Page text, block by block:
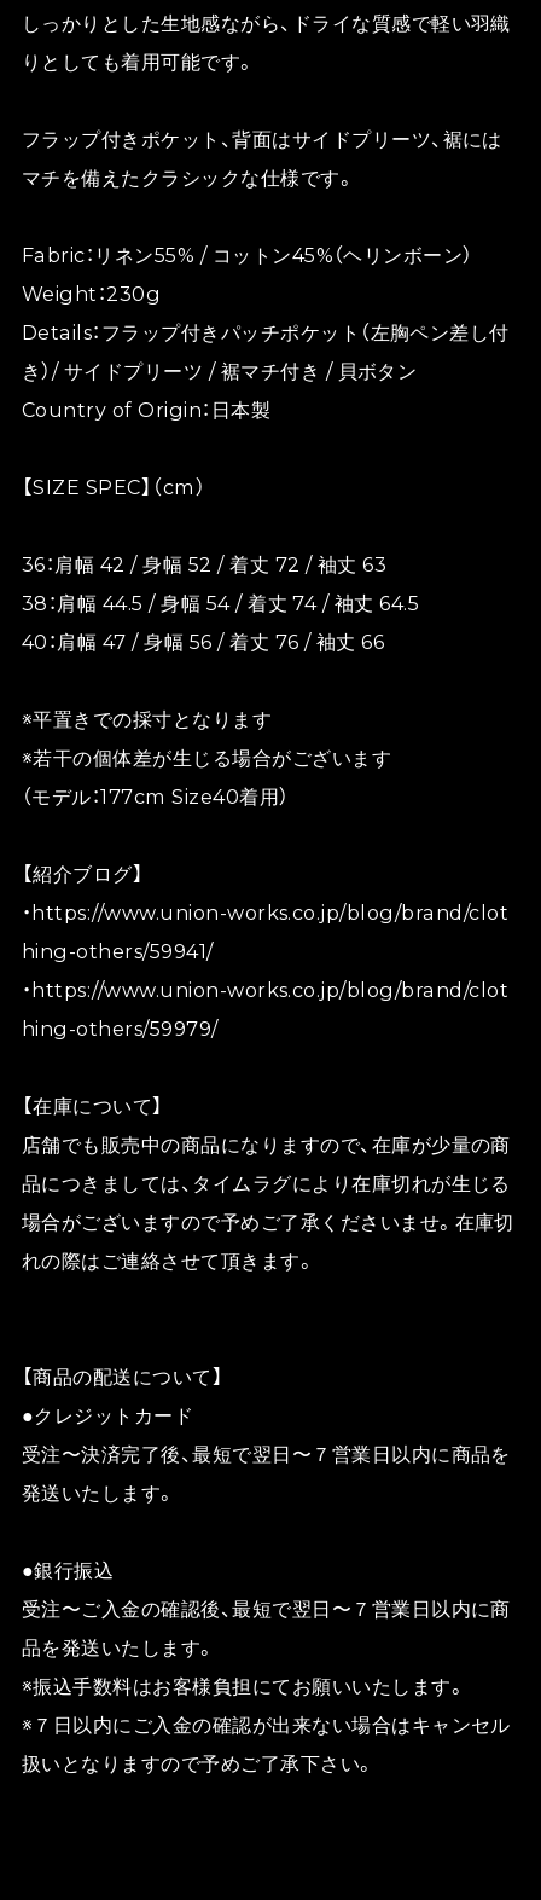
しっかりとした生地感ながら、ドライな質感で軽い羽織
りとしても着用可能です。
フラップ付きポケット、背面はサイドプリーツ、裾には
マチを備えたクラシックな仕様です。
Fabric：リネン55% / コットン45%（ヘリンボーン）
Weight：230g
Details：フラップ付きパッチポケット（左胸ペン差し付
き）/ サイドプリーツ / 裾マチ付き / 貝ボタン
Country of Origin：日本製
【SIZE SPEC】（cm）
36：肩幅 42 / 身幅 52 / 着丈 72 / 袖丈 63
38：肩幅 44.5 / 身幅 54 / 着丈 74 / 袖丈 64.5
40：肩幅 47 / 身幅 56 / 着丈 76 / 袖丈 66
※平置きでの採寸となります
※若干の個体差が生じる場合がございます
（モデル：177cm Size40着用）
【紹介ブログ】
・ https://www.union-works.co.jp/blog/brand/clot
hing-others/59941/
・ https://www.union-works.co.jp/blog/brand/clot
hing-others/59979/
【在庫について】
店舗でも販売中の商品になりますので、在庫が少量の商
品につきましては、タイムラグにより在庫切れが生じる
場合がございますので予めご了承くださいませ。在庫切
れの際はご連絡させて頂きます。
【商品の配送について】
●クレジットカード
受注〜決済完了後、最短で翌日〜７営業日以内に商品を
発送いたします。
●銀行振込
受注〜ご入金の確認後、最短で翌日〜７営業日以内に商
品を発送いたします。
※振込手数料はお客様負担にてお願いいたします。
※７日以内にご入金の確認が出来ない場合はキャンセル
扱いとなりますので予めご了承下さい。